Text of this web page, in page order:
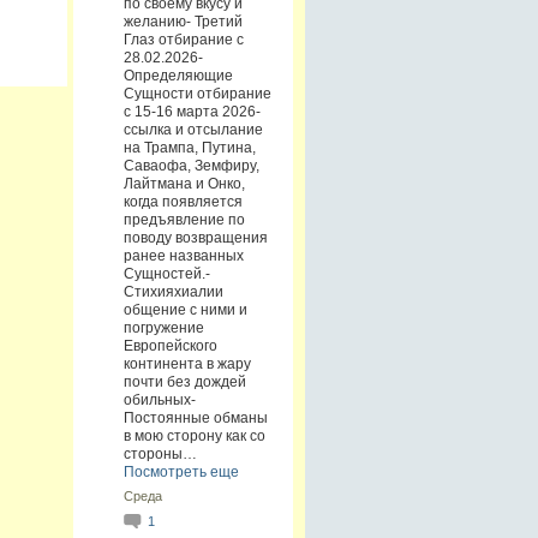
желанию- Третий
Глаз отбирание с
28.02.2026-
Определяющие
Сущности отбирание
с 15-16 марта 2026-
ссылка и отсылание
на Трампа, Путина,
Саваофа, Земфиру,
Лайтмана и Онко,
когда появляется
предъявление по
поводу возвращения
ранее названных
Сущностей.-
Стихияхиалии
общение с ними и
погружение
Европейского
континента в жару
почти без дождей
обильных-
Постоянные обманы
в мою сторону как со
стороны…
Посмотреть еще
Среда
1